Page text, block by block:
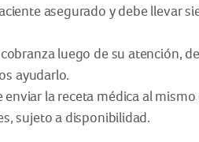
asegurado y debe llevar
luego de su atención,
ayudarlo.
la receta médica al
sujeto a disponibilidad.